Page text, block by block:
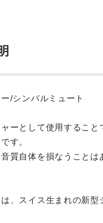
/シンバルミュート
ーとして使用するこ
す。
質自体を損なうことは
、スイス生まれの新